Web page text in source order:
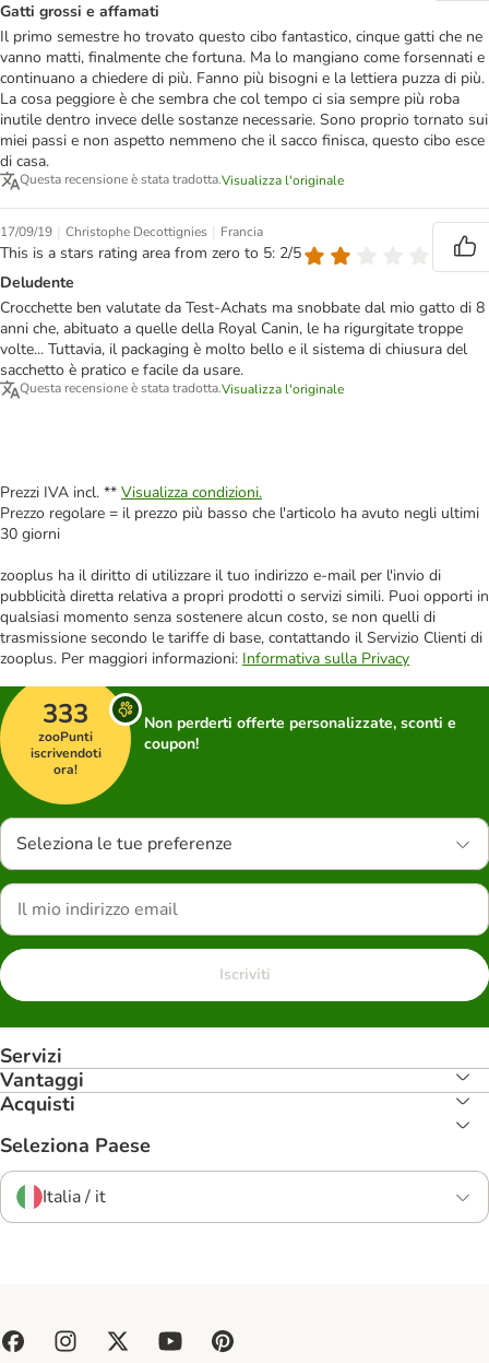
Gatti grossi e affamati
Il primo semestre ho trovato questo cibo fantastico, cinque gatti che ne
vanno matti, finalmente che fortuna. Ma lo mangiano come forsennati e
continuano a chiedere di più. Fanno più bisogni e la lettiera puzza di più.
La cosa peggiore è che sembra che col tempo ci sia sempre più roba
inutile dentro invece delle sostanze necessarie. Sono proprio tornato sui
miei passi e non aspetto nemmeno che il sacco finisca, questo cibo esce
di casa.
Questa recensione è stata tradotta.Visualizza l'originale
17/09/19 | Christophe Decottignies | Francia
This is a stars rating area from zero to 5: 2/5
Deludente
Crocchette ben valutate da Test-Achats ma snobbate dal mio gatto di 8
anni che, abituato a quelle della Royal Canin, le ha rigurgitate troppe
volte... Tuttavia, il packaging è molto bello e il sistema di chiusura del
sacchetto è pratico e facile da usare.
Questa recensione è stata tradotta.Visualizza l'originale
Prezzi IVA incl. ** Visualizza condizioni.
Prezzo regolare = il prezzo più basso che l'articolo ha avuto negli ultimi
30 giorni
zooplus ha il diritto di utilizzare il tuo indirizzo e-mail per l'invio di
pubblicità diretta relativa a propri prodotti o servizi simili. Puoi opporti in
qualsiasi momento senza sostenere alcun costo, se non quelli di
trasmissione secondo le tariffe di base, contattando il Servizio Clienti di
zooplus. Per maggiori informazioni: Informativa sulla Privacy
333
zooPunti
iscrivendoti
ora!
Non perderti offerte personalizzate, sconti e
coupon!
Seleziona le tue preferenze
Iscriviti
Servizi
Vantaggi
Acquisti
Seleziona Paese
Italia / it